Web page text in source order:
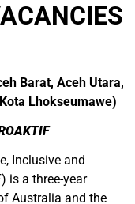
Barat, Aceh Utara,
Lhokseumawe)
Inclusive and
is a three-year
Australia and the